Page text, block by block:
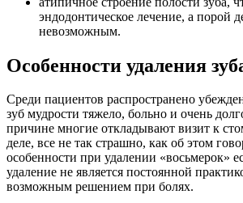
эндодонтическое лечение, а порой
невозможным.
Особенности удаления
Среди пациентов распространено
зуб мудрости тяжело, больно и очень
причине многие откладывают визит к
деле, все не так страшно, как об этом
особенности при удалении «восьмерок»
удаление не является постоянной
возможным решением при болях.